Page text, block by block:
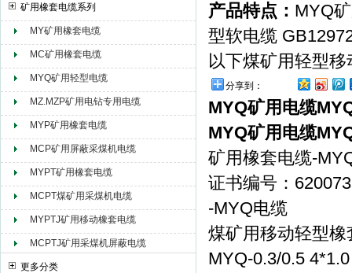
矿用橡套电缆系列
MY矿用橡套电缆
MC矿用橡套电缆
MYQ矿用轻型电缆
MZ.MZP矿用电钻专用电缆
MYP矿用橡套电缆
MCP矿用屏蔽采煤机电缆
MYPT矿用橡套电缆
MCPT煤矿用采煤机电缆
MYPTJ矿用移动橡套电缆
MCPTJ矿用采煤机屏蔽电缆
更多分类
产品特点： MYQ
型软电缆
以下煤矿用轻型
分享到：
MYQ矿用电缆
MYQ矿用电缆
矿用橡套电缆-
证书编号：
-MYQ电缆
煤矿用移动轻型橡
MYQ-0.3/0.5 4*1.0